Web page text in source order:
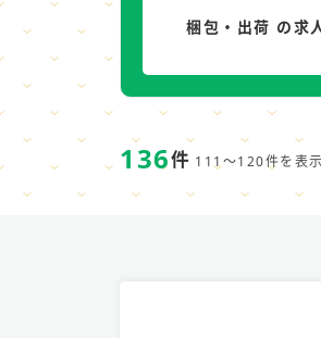
梱包・出荷 の求
136件 111～120件を表